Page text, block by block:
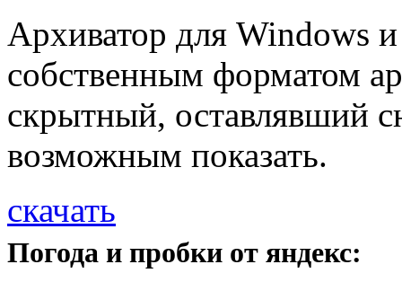
Архиватор для Windows
собственным форматом
скрытный, оставлявший
возможным показать.
скачать
Погода и пробки от яндекс: